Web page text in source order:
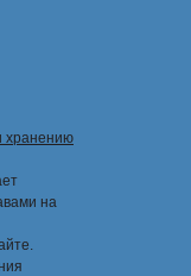
хранению
на